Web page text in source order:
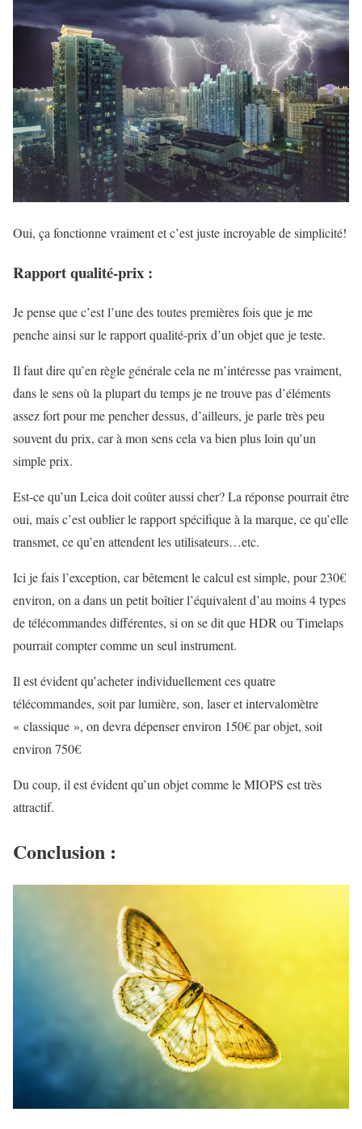
Oui, ça fonctionne vraiment et c’est juste incroyable de simplicité!
Rapport qualité-prix :
Je pense que c’est l’une des toutes premières fois que je me
penche ainsi sur le rapport qualité-prix d’un objet que je teste.
Il faut dire qu’en règle générale cela ne m’intéresse pas vraiment,
dans le sens où la plupart du temps je ne trouve pas d’éléments
assez fort pour me pencher dessus, d’ailleurs, je parle très peu
souvent du prix, car à mon sens cela va bien plus loin qu’un
simple prix.
Est-ce qu’un Leica doit coûter aussi cher? La réponse pourrait être
oui, mais c’est oublier le rapport spécifique à la marque, ce qu’elle
transmet, ce qu’en attendent les utilisateurs…etc.
Ici je fais l’exception, car bêtement le calcul est simple, pour 230€
environ, on a dans un petit boîtier l’équivalent d’au moins 4 types
de télécommandes différentes, si on se dit que HDR ou Timelaps
pourrait compter comme un seul instrument.
Il est évident qu’acheter individuellement ces quatre
télécommandes, soit par lumière, son, laser et intervalomètre
« classique », on devra dépenser environ 150€ par objet, soit
environ 750€
Du coup, il est évident qu’un objet comme le MIOPS est très
attractif.
Conclusion :